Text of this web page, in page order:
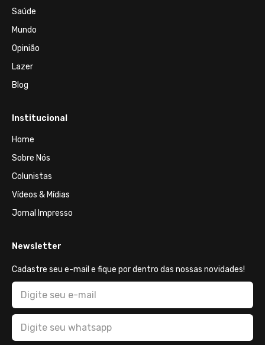
Saúde
Mundo
Opinião
Lazer
Blog
Institucional
Home
Sobre Nós
Colunistas
Vídeos & Mídias
Jornal Impresso
Newsletter
Cadastre seu e-mail e fique por dentro das nossas novidades!